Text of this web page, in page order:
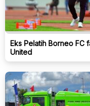
Eks Pelatih Borneo FC
United